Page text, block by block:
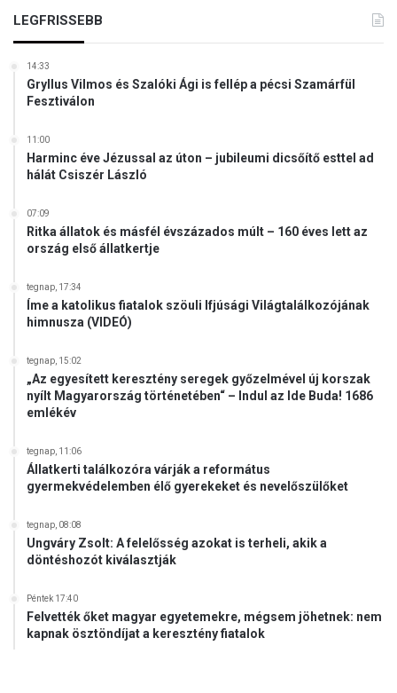
LEGFRISSEBB
14:33
Gryllus Vilmos és Szalóki Ági is fellép a pécsi Szamárfül
Fesztiválon
11:00
Harminc éve Jézussal az úton – jubileumi dicsőítő esttel ad
hálát Csiszér László
07:09
Ritka állatok és másfél évszázados múlt – 160 éves lett az
ország első állatkertje
tegnap, 17:34
Íme a katolikus fiatalok szöuli Ifjúsági Világtalálkozójának
himnusza (VIDEÓ)
tegnap, 15:02
„Az egyesített keresztény seregek győzelmével új korszak
nyílt Magyarország történetében“ – Indul az Ide Buda! 1686
emlékév
tegnap, 11:06
Állatkerti találkozóra várják a református
gyermekvédelemben élő gyerekeket és nevelőszülőket
tegnap, 08:08
Ungváry Zsolt: A felelősség azokat is terheli, akik a
döntéshozót kiválasztják
Péntek 17:40
Felvették őket magyar egyetemekre, mégsem jöhetnek: nem
kapnak ösztöndíjat a keresztény fiatalok